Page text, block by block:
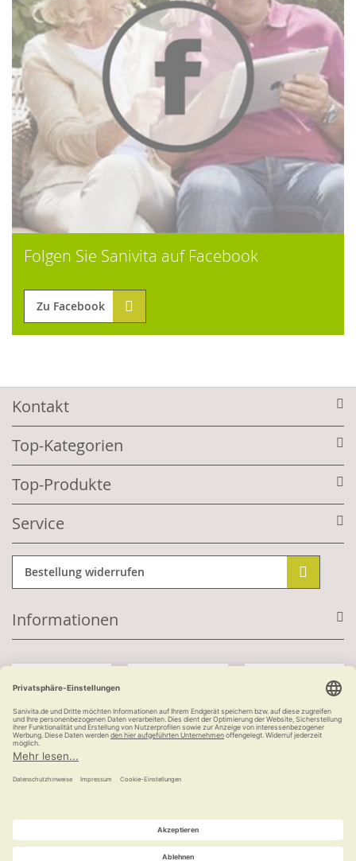
Folgen Sie Sanivita auf Facebook
Zu Facebook
Kontakt
Top-Kategorien
Top-Produkte
Service
Bestellung widerrufen
Informationen
Kauf auf Rechnung
versandkostenfrei